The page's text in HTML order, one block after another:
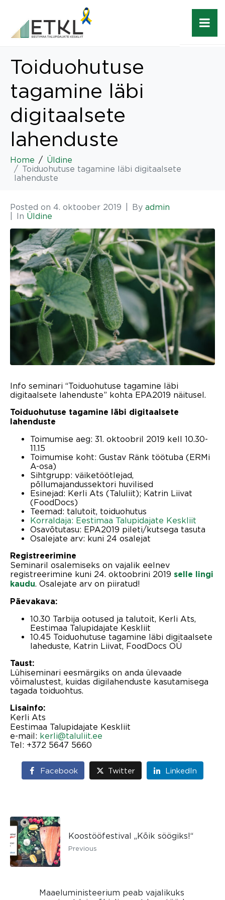
Toiduohutuse
tagamine läbi
digitaalsete
lahenduste
Home
Üldine
Toiduohutuse tagamine läbi digitaalsete
lahenduste
Posted on 4. oktoober 2019 By admin
In Üldine
Info seminari “Toiduohutuse tagamine läbi
digitaalsete lahenduste” kohta EPA2019 näitusel.
Toiduohutuse tagamine läbi digitaalsete
lahenduste
Toimumise aeg: 31. oktoobril 2019 kell 10.30-
11.15
Toimumise koht: Gustav Ränk töötuba (ERMi
A-osa)
Sihtgrupp: väiketöötlejad,
põllumajandussektori huvilised
Esinejad: Kerli Ats (Taluliit); Katrin Liivat
(FoodDocs)
Teemad: talutoit, toiduohutus
Korraldaja: Eestimaa Talupidajate Keskliit
Osavõtutasu: EPA2019 pileti/kutsega tasuta
Osalejate arv: kuni 24 osalejat
Registreerimine
Seminaril osalemiseks on vajalik eelnev
registreerimine kuni 24. oktoobrini 2019 selle lingi
kaudu. Osalejate arv on piiratud!
Päevakava:
10.30 Tarbija ootused ja talutoit, Kerli Ats,
Eestimaa Talupidajate Keskliit
10.45 Toiduohutuse tagamine läbi digitaalsete
laheduste, Katrin Liivat, FoodDocs OÜ
Taust:
Lühiseminari eesmärgiks on anda ülevaade
võimalustest, kuidas digilahenduste kasutamisega
tagada toiduohtus.
Lisainfo:
Kerli Ats
Eestimaa Talupidajate Keskliit
e-mail: kerli@taluliit.ee
Tel: +372 5647 5660
Facebook Twitter LinkedIn
Koostööfestival „Kõik söögiks!“
Previous
Maaeluministeerium peab vajalikuks